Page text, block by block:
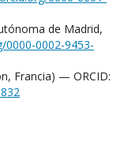
de Madrid,
0002-9453-
Francia) — ORCID: